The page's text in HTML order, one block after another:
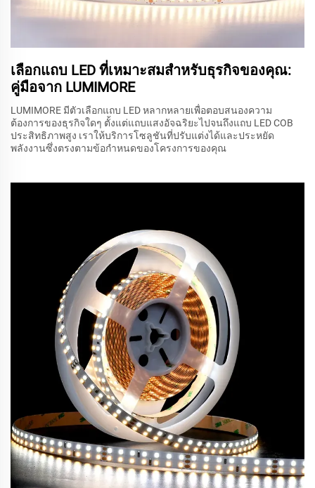
เลือกแถบ LED ที่เหมาะสมสำหรับธุรกิจของคุณ:
คู่มือจาก LUMIMORE
LUMIMORE มีตัวเลือกแถบ LED หลากหลายเพื่อตอบสนองความ
ต้องการของธุรกิจใดๆ ตั้งแต่แถบแสงอัจฉริยะไปจนถึงแถบ LED COB
ประสิทธิภาพสูง เราให้บริการโซลูชันที่ปรับแต่งได้และประหยัด
พลังงานซึ่งตรงตามข้อกำหนดของโครงการของคุณ